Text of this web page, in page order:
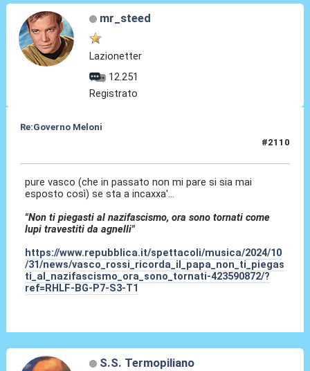
mr_steed
Lazionetter
12.251
Registrato
Re:Governo Meloni
#2110
pure vasco (che in passato non mi pare si sia mai
esposto così) se sta a incaxxa'...
"Non ti piegasti al nazifascismo, ora sono tornati come
lupi travestiti da agnelli"
https://www.repubblica.it/spettacoli/musica/2024/10
/31/news/vasco_rossi_ricorda_il_papa_non_ti_piegas
ti_al_nazifascismo_ora_sono_tornati-423590872/?
ref=RHLF-BG-P7-S3-T1
S.S. Termopiliano